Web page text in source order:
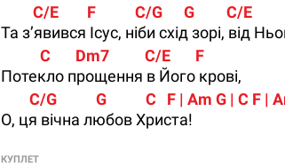
C/E        F           C/G      G         C/E
Та з’явився Ісус, ніби схід зорі, від
C       Dm7          C/E       F
Потекло прощення в Його крові,
C/G           G           C   F | Am G | C F |
О, ця вічна любов Христа!
КУПЛЕТ